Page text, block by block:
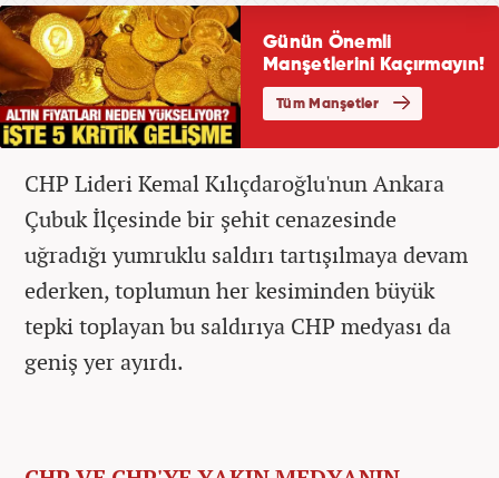
CHP Lideri Kemal Kılıçdaroğlu'nun Ankara
Çubuk İlçesinde bir şehit cenazesinde
uğradığı yumruklu saldırı tartışılmaya devam
ederken, toplumun her kesiminden büyük
tepki toplayan bu saldırıya CHP medyası da
geniş yer ayırdı.